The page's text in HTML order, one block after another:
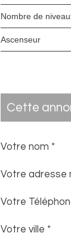
Nombre de
Ascenseur
cette
Votre nom *
Votre adresse
Votre
Votre ville *